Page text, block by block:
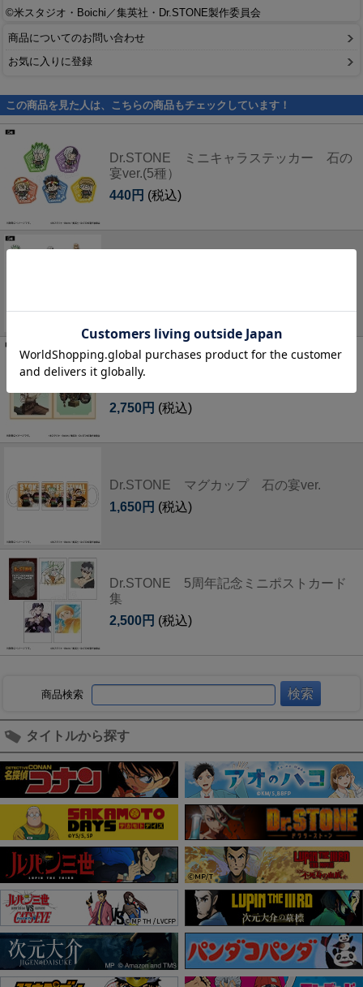
©米スタジオ・Boichi／集英社・Dr.STONE製作委員会
商品についてのお問い合わせ
お気に入りに登録
この商品を見た人は、こちらの商品もチェックしています！
Dr.STONE ミニキャラステッカー 石の
宴ver.(5種）
440円 (税込)
Dr.STONE ポートレート ツーリング
2,750円 (税込)
Dr.STONE マグカップ 石の宴ver.
1,650円 (税込)
Dr.STONE 5周年記念ミニポストカード
集
2,500円 (税込)
商品検索
タイトルから探す